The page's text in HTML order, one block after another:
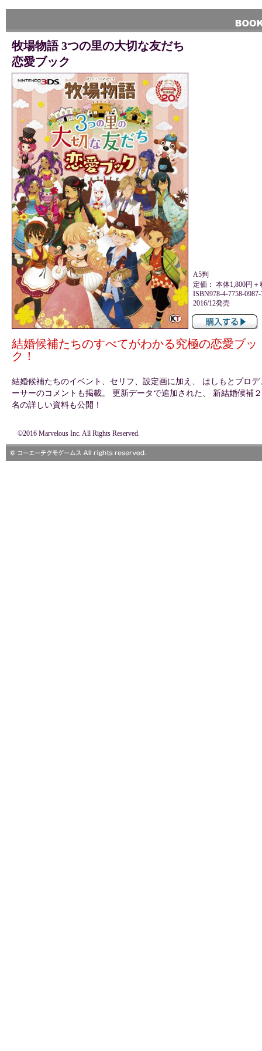
牧場物語 3つの里の大切な友だち
恋愛ブック
A5判
定価： 本体1,800円＋
ISBN978-4-7758-0987-
2016/12発売
結婚候補たちのすべてがわかる究極の恋愛ブッ
ク！
結婚候補たちのイベント、セリフ、設定画に加え、 はしもとプロデ
ーサーのコメントも掲載。 更新データで追加された、 新結婚候補２
名の詳しい資料も公開！
©2016 Marvelous Inc. All Rights Reserved.